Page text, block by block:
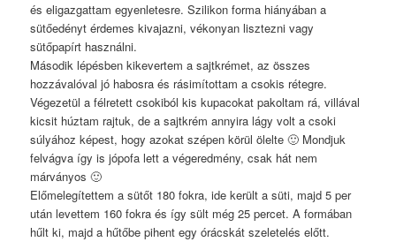
és eligazgattam egyenletesre. Szilikon forma hiányában a
sütőedényt érdemes kivajazni, vékonyan lisztezni vagy
sütőpapírt használni.
Második lépésben kikevertem a sajtkrémet, az összes
hozzávalóval jó habosra és rásimítottam a csokis rétegre.
Végezetül a félretett csokiból kis kupacokat pakoltam rá, villával
kicsit húztam rajtuk, de a sajtkrém annyira lágy volt a csoki
súlyához képest, hogy azokat szépen körül ölelte 🙂 Mondjuk
felvágva így is jópofa lett a végeredmény, csak hát nem
márványos 🙂
Előmelegítettem a sütőt 180 fokra, ide került a süti, majd 5 per
után levettem 160 fokra és így sült még 25 percet. A formában
hűlt ki, majd a hűtőbe pihent egy órácskát szeletelés előtt.